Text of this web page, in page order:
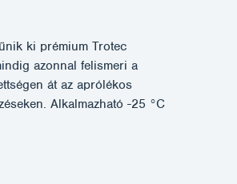
ki prémium Trotec
azonnal felismeri a
át az aprólékos
Alkalmazható -25 °C